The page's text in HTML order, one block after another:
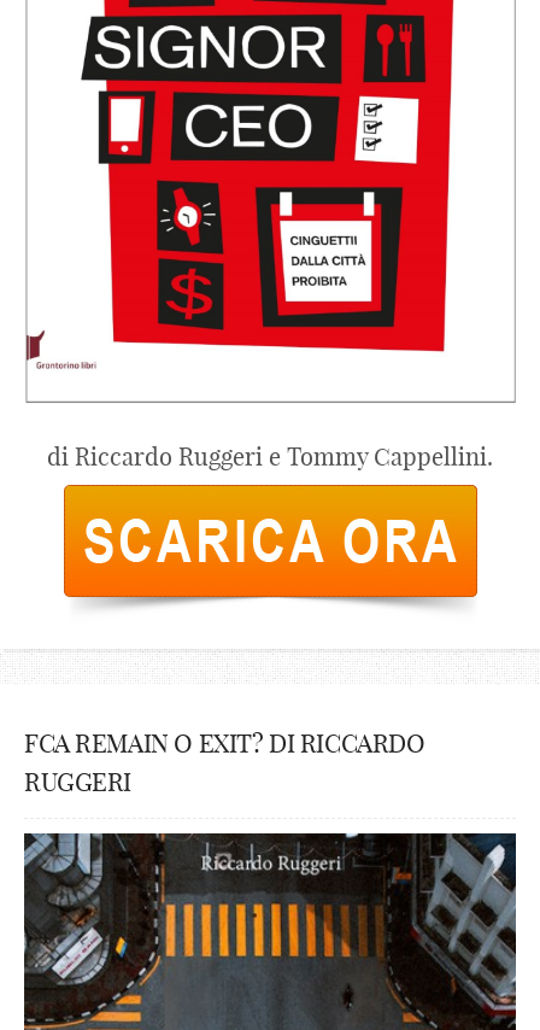
di Riccardo Ruggeri e Tommy Cappellini.
FCA REMAIN O EXIT? DI RICCARDO
RUGGERI